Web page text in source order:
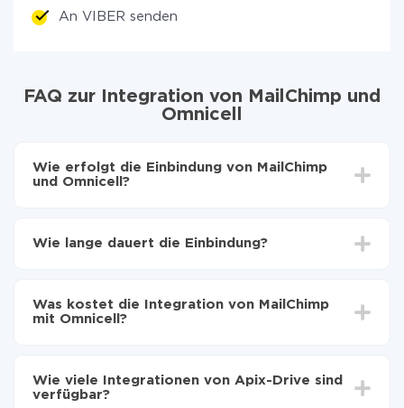
An VIBER senden
FAQ zur Integration von MailChimp und
Omnicell
Wie erfolgt die Einbindung von MailChimp
und Omnicell?
zu übertragen
auf Omnicell übertragen
Wie lange dauert die Einbindung?
Im Durchschnitt dauert es 10-15 Minuten.
Was kostet die Integration von MailChimp
mit Omnicell?
zahlen nur für die Datenmenge, die über unseren
Service von einem System auf ein anderes übertragen
Wie viele Integrationen von Apix-Drive sind
verfügbar?